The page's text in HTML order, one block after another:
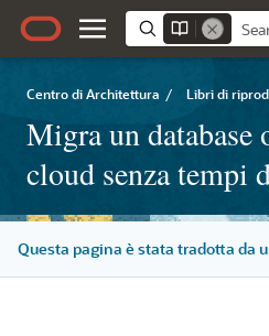
Centro di Architettura / Libri di
Migra un database
cloud senza tempi
Questa pagina è stata tradotta da